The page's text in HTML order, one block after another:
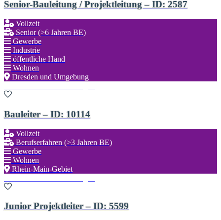
Senior-Bauleitung / Projektleitung – ID: 2587
Vollzeit
Senior (>6 Jahren BE)
Gewerbe
Industrie
öffentliche Hand
Wohnen
Dresden und Umgebung
Bauleiter – ID: 10114
Vollzeit
Berufserfahren (>3 Jahren BE)
Gewerbe
Wohnen
Rhein-Main-Gebiet
Junior Projektleiter – ID: 5599